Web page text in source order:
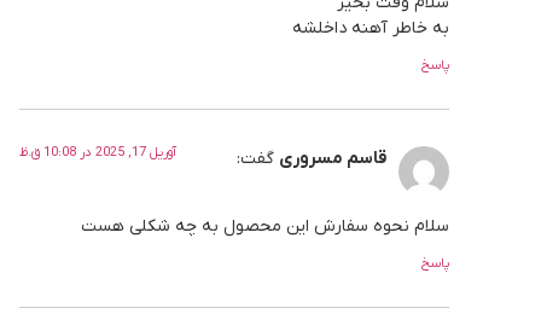
به خاطر آهنه داخلشه
پاسخ
قاسم مسروری گفت: آوریل 17, 2025 در 10:08 ق.ظ
سلام نحوه سفارش این محصول به چه شکلی هست
پاسخ